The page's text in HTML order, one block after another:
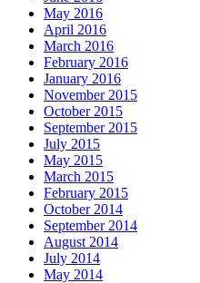
May 2016
April 2016
March 2016
February 2016
January 2016
November 2015
October 2015
September 2015
July 2015
May 2015
March 2015
February 2015
October 2014
September 2014
August 2014
July 2014
May 2014